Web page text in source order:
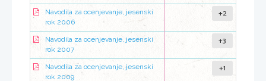
Navodila za ocenjevanje, jesenski
rok 2006
+2
Navodila za ocenjevanje, jesenski
rok 2007
+3
Navodila za ocenjevanje, jesenski
rok 2009
+1